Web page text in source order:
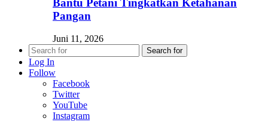
Pangan
Juni 11, 2026
Search for
Log In
Follow
Facebook
Twitter
YouTube
Instagram